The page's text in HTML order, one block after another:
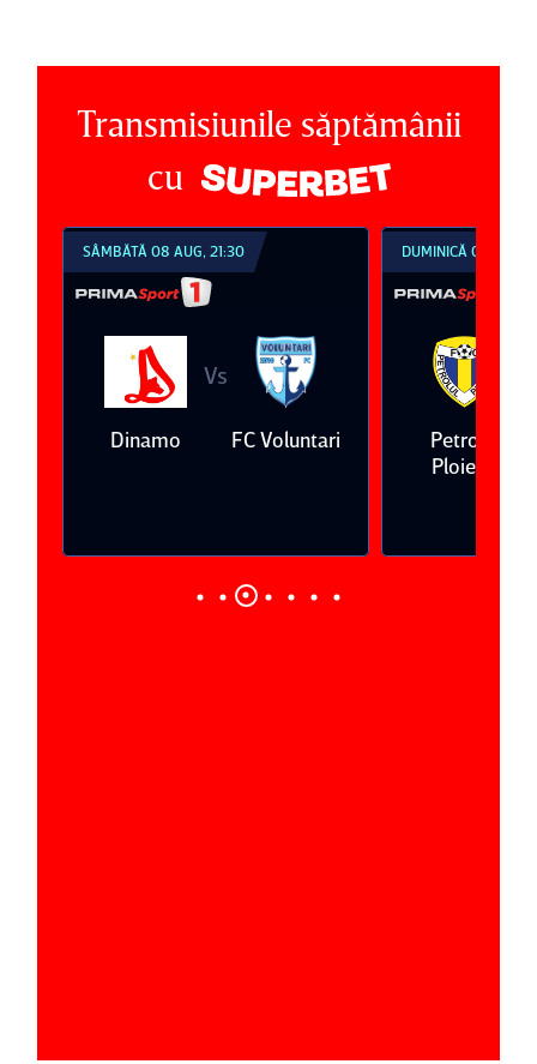
Transmisiunile săptămânii
cu
SÂMBĂTĂ 08 AUG, 21:30
Dinamo
Vs
FC Voluntari
DUMINICĂ 09 AUG,
Petrolul
Ploieşti